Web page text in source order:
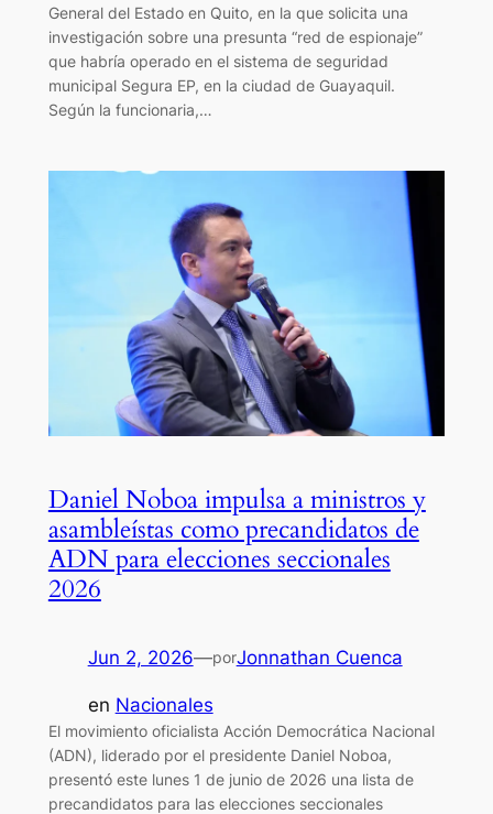
General del Estado en Quito, en la que solicita una
investigación sobre una presunta “red de espionaje”
que habría operado en el sistema de seguridad
municipal Segura EP, en la ciudad de Guayaquil.
Según la funcionaria,…
Daniel Noboa impulsa a ministros y
asambleístas como precandidatos de
ADN para elecciones seccionales
2026
Jun 2, 2026—porJonnathan Cuenca
en Nacionales
El movimiento oficialista Acción Democrática Nacional
(ADN), liderado por el presidente Daniel Noboa,
presentó este lunes 1 de junio de 2026 una lista de
precandidatos para las elecciones seccionales